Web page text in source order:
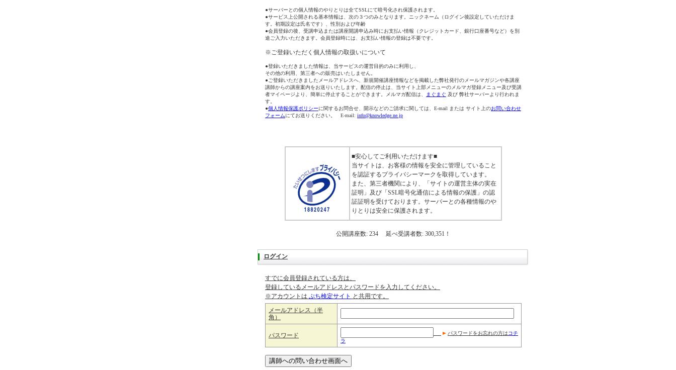
●サーバーとの個人情報のやりとりは全てSSLにて暗号化され保護されます。
●サービス上公開される基本情報は、次の３つのみとなります。ニックネーム（ログイン後設定していただけま
す。初期設定は氏名です）、性別および年齢
●会員登録の後、受講申込または講座開講申込み時にお支払い情報（クレジットカード、銀行口座番号など）を別
途ご入力いただきます。会員登録時には、お支払い情報の登録は不要です。
※ご登録いただく個人情報の取扱いについて
●登録いただきました情報は、当サービスの運営目的のみに利用し、
その他の利用、第三者への販売はいたしません。
●ご登録いただきましたメールアドレスへ、新規開催講座情報などを掲載した弊社発行のメールマガジンや各講座
講師からの講座案内をお送りいたします。配信の停止は、当サイト上部メニューのメルマガ登録メニュー及び受講
者マイページより、簡単に停止することができます。メルマガ配信は、
まぐまぐ 及び 弊社サーバーより行われま
す。
●個人情報保護ポリシーに関するお問合せ、開示などのご請求に関しては、E-mail または サイト上のお問い合わせ
フォームにてお送りください。 E-mail: info@knowledge.ne.jp
■安心してご利用いただけます■
当サイトは、お客様の情報を安全に管理していること
を認証するプライバシーマークを取得しています。
また、第三者機関により、「サイトの運営主体の実在
証明」及び「SSL暗号化通信による情報の保護」の認
証証明を受けております。サーバーとの各種情報のや
りとりは安全に保護されます。
公開講座数: 234 延べ受講者数: 300,351！
ログイン
すでに会員登録されている方は、
登録しているメールアドレスとパスワードを入力してください。
※アカウントは ぷち検定サイト と共用です。
メールアドレス（半
角）
パスワード パスワードをお忘れの方はコチ
ラ